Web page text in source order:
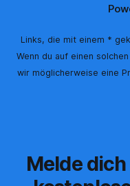
Links, die mit einem *
Wenn du auf einen
wir möglicherweise eine
Melde